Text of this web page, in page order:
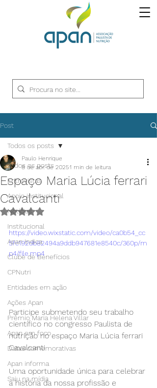
Post
Todos os posts
Entrevistas
Apoio institucional
Notícias
Institucional
Apan Indica
Clube de Benefícios
CPNutri
Entidades em ação
Ações Apan
Prêmio Maria Helena Villar
Apan em foco
Datas comemorativas
Apan informa
Saiu na mídia
Todos os posts
Espaço Maria Lúcia ferrari
Cavalcanti
Paulo Henrique
8 de abr. de 20251 min de leitura
Avaliado com NaN de 5 estrelas.
https://video.wixstatic.com/video/ca0b54_cc
5fc192db82494a9ddb947681e8540c/360p/m
p4/file.mp4
Participe submetendo seu trabalho
científico no congresso Paulista de
nutrição no espaço Maria Lúcia ferrari
Cavalcanti
Uma oportunidade única para celebrar
a história da nossa profissão e